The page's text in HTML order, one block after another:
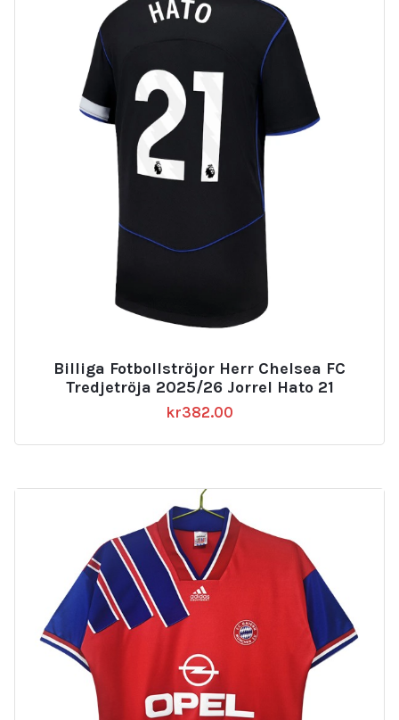
Billiga Fotbollströjor Herr Chelsea FC
Tredjetröja 2025/26 Jorrel Hato 21
kr382.00